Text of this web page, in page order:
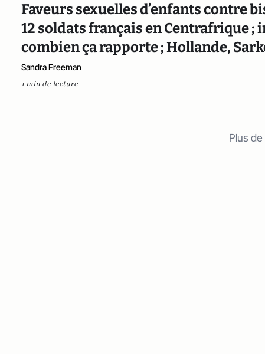
Faveurs sexuelles d’enfants contre
12 soldats français en Centrafrique
combien ça rapporte ; Hollande,
Sandra Freeman
1 min de lecture
Plus